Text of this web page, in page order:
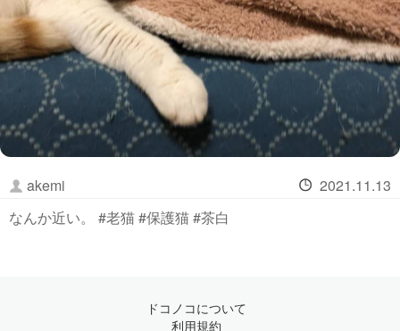
akemi
2021.11.13
なんか近い。 #老猫 #保護猫 #茶白
ドコノコについて
利用規約